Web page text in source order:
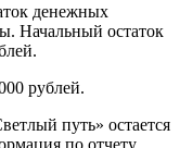
денежных
Начальный остаток
рублей.
путь» остается
по отчету